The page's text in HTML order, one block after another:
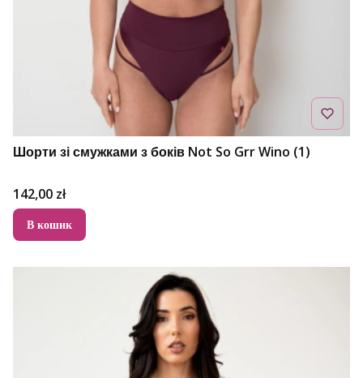
Шорти зі смужками з боків Not So Grr Wino (1)
Ціна
142,00 zł
В кошик